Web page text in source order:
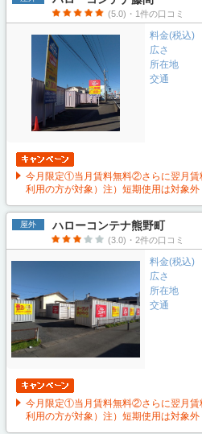
(5.0)・1件の口コミ
料金(税込)
広さ
所在地
交通
今月限定①当月賃料無料②さらに翌月
利用の方が対象）注）短期使用は対象外
屋外 ハローコンテナ熊野町
(3.0)・2件の口コミ
料金(税込)
広さ
所在地
交通
今月限定①当月賃料無料②さらに翌月
利用の方が対象）注）短期使用は対象外